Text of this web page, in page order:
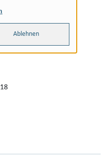
Ablehnen